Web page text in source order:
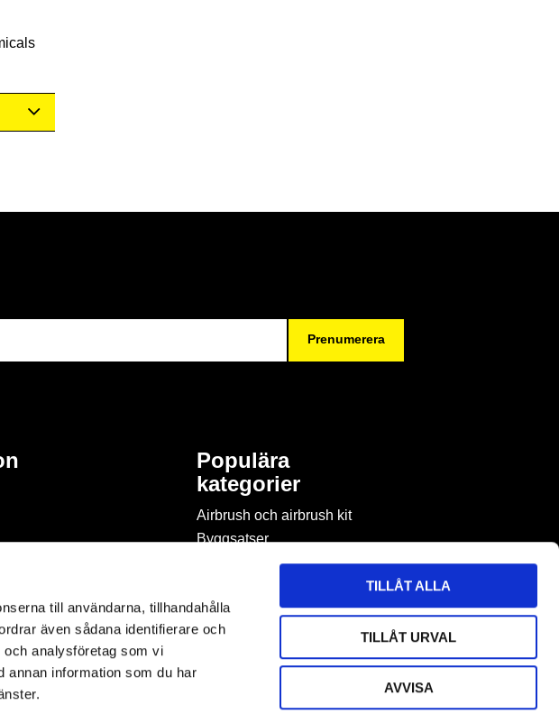
till användarna, tillhandahålla
även sådana identifierare och
och analysföretag som vi
annan information som du har
TILLÅT ALLA
TILLÅT URVAL
AVVISA
Prenumerera
Populära
kategorier
Airbrush och airbrush kit
Byggsatser
Böcker & tidningar om
Byggmaterial
Figurspel